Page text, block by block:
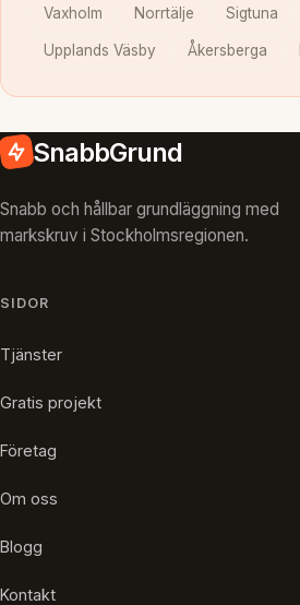
Vaxholm Norrtälje Sigtuna
Upplands Väsby Åkersberga
SnabbGrund
Snabb och hållbar grundläggning med
markskruv i Stockholmsregionen.
SIDOR
Tjänster
Gratis projekt
Företag
Om oss
Blogg
Kontakt